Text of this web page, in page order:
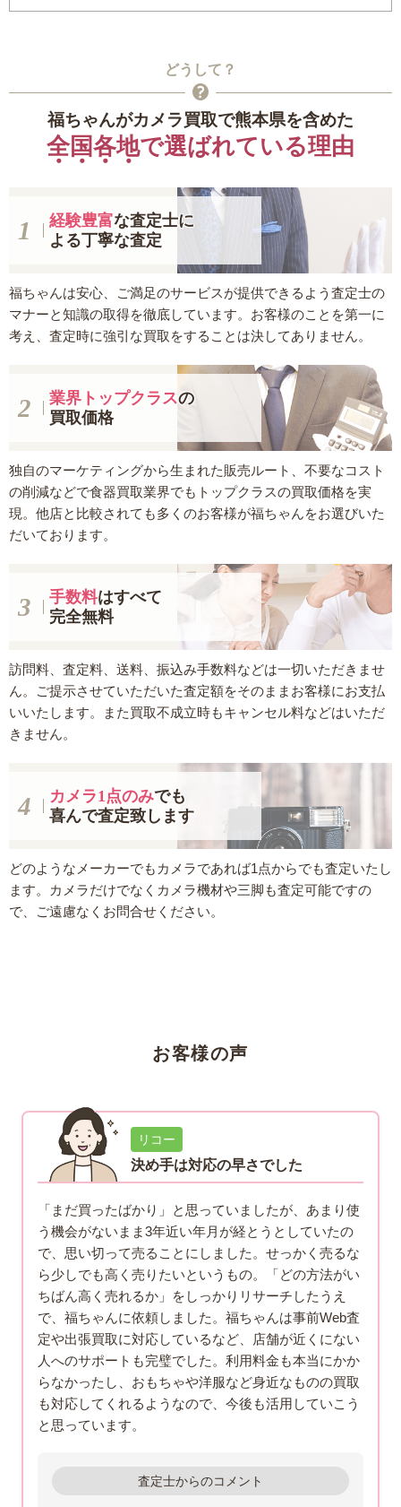
どうして？
福ちゃんがカメラ買取で熊本県を含めた
全国各地で選ばれている理由
経験豊富な査定士に
よる丁寧な査定
福ちゃんは安心、ご満足のサービスが提供できるよう査定士の
マナーと知識の取得を徹底しています。お客様のことを第一に
考え、査定時に強引な買取をすることは決してありません。
業界トップクラスの
買取価格
独自のマーケティングから生まれた販売ルート、不要なコスト
の削減などで食器買取業界でもトップクラスの買取価格を実
現。他店と比較されても多くのお客様が福ちゃんをお選びいた
だいております。
手数料はすべて
完全無料
訪問料、査定料、送料、振込み手数料などは一切いただきませ
ん。ご提示させていただいた査定額をそのままお客様にお支払
いいたします。また買取不成立時もキャンセル料などはいただ
きません。
カメラ1点のみでも
喜んで査定致します
どのようなメーカーでもカメラであれば1点からでも査定いたし
ます。カメラだけでなくカメラ機材や三脚も査定可能ですの
で、ご遠慮なくお問合せください。
お客様の声
リコー
決め手は対応の早さでした
「まだ買ったばかり」と思っていましたが、あまり使
う機会がないまま3年近い年月が経とうとしていたの
で、思い切って売ることにしました。せっかく売るな
ら少しでも高く売りたいというもの。「どの方法がい
ちばん高く売れるか」をしっかりリサーチしたうえ
で、福ちゃんに依頼しました。福ちゃんは事前Web査
定や出張買取に対応しているなど、店舗が近くにない
人へのサポートも完璧でした。利用料金も本当にかか
らなかったし、おもちゃや洋服など身近なものの買取
も対応してくれるようなので、今後も活用していこう
と思っています。
査定士からのコメント